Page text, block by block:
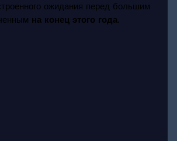
ожидания перед большим
на конец этого года.